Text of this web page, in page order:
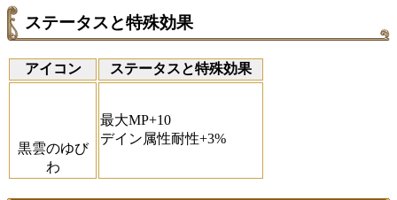
ステータスと特殊効果
アイコン ステータスと特殊効果
黒雲のゆび
わ
最大MP+10
デイン属性耐性+3%